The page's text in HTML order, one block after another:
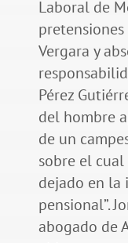
Laboral de
Vergara y
Pérez
del hombre
de un
sobre el
dejado en la
pensional”.
abogado de